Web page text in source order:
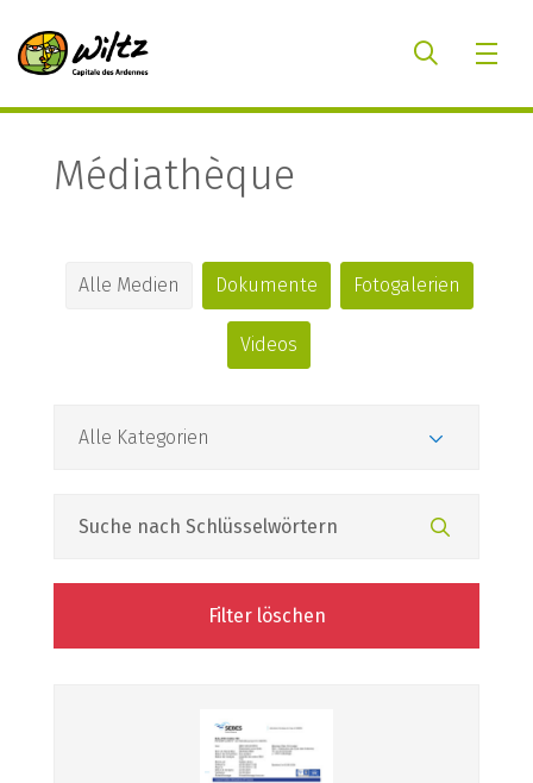
Médiathèque
Alle Medien Dokumente Fotogalerien
Videos
Filter löschen